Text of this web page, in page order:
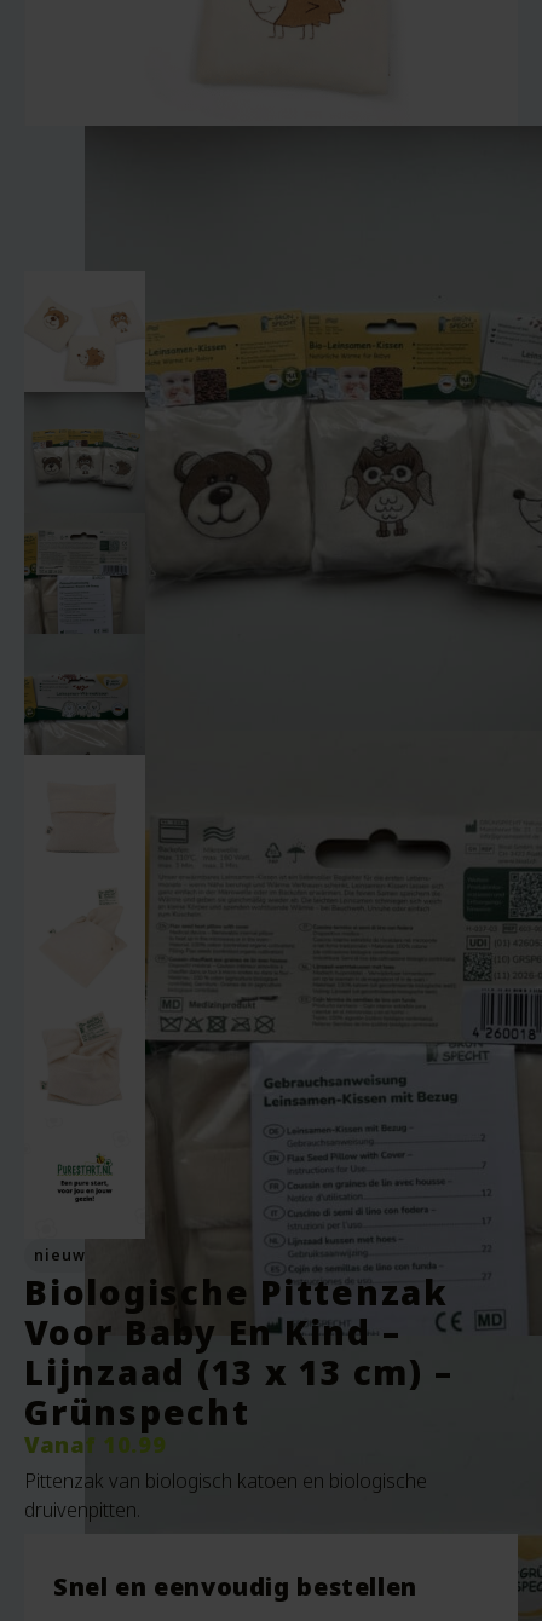
nieuw
Biologische Pittenzak
Voor Baby En Kind –
Lijnzaad (13 x 13 cm) –
Grünspecht
Vanaf 10.99
Pittenzak van biologisch katoen en biologische
druivenpitten.
Snel en eenvoudig bestellen